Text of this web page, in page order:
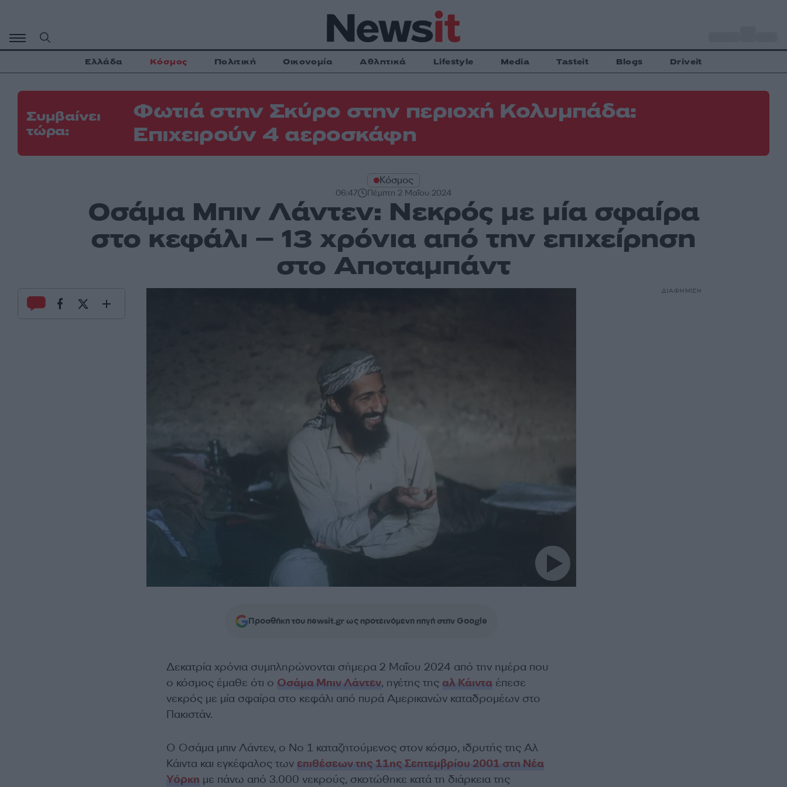
περιεχόμενο
Ελλάδα Κόσμος Πολιτική Οικονομία Αθλητικά Lifestyle Media Tasteit Blogs Driveit
Συμβαίνει
τώρα:
Φωτιά στην Σκύρο στην περιοχή Κολυμπάδα:
Επιχειρούν 4 αεροσκάφη
Κόσμος
06:47 Πέμπτη 2 Μαΐου 2024
Οσάμα Μπιν Λάντεν: Νεκρός με μία σφαίρα
στο κεφάλι – 13 χρόνια από την επιχείρηση
στο Αποταμπάντ
Προσθήκη του newsit.gr ως προτεινόμενη πηγή στην Google
Δεκατρία χρόνια συμπληρώνονται σήμερα 2 Μαΐου 2024 από την ημέρα που
ο κόσμος έμαθε ότι ο Οσάμα Μπιν Λάντεν, ηγέτης της αλ Κάινταέπεσε
νεκρός με μία σφαίρα στο κεφάλι από πυρά Αμερικανών καταδρομέων στο
Πακιστάν.
Ο Οσάμα μπιν Λάντεν, ο Νο 1 καταζητούμενος στον κόσμο, ιδρυτής της Αλ
Κάιντα και εγκέφαλος των επιθέσεων της 11ης Σεπτεμβρίου 2001 στη Νέα
Υόρκη με πάνω από 3.000 νεκρούς, σκοτώθηκε κατά τη διάρκεια της
ΔΙΑΦΗΜΙΣΗ